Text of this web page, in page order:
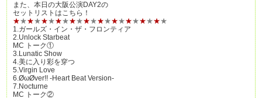
また、本日の大阪公演DAY2の
セットリストはこちら！
★★★★★★★★★★★★★★★★★★★★★★
1.ガールズ・イン・ザ・フロンティア
2.Unlock Starbeat
MC トーク①
3.Lunatic Show
4.美に入り彩を穿つ
5.Virgin Love
6.ØωØver!! -Heart Beat Version-
7.Nocturne
MC トーク②